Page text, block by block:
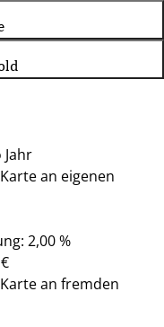
an eigenen
2,00 %
an fremden